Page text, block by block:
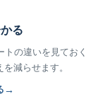
る
トの違いを見てお
減らせます。